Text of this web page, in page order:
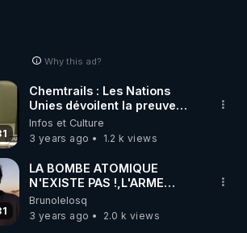
Why this ad?
Chemtrails : Les Nations
Unies dévoilent la preuve
irréfutable
Infos et Culture
3 years ago
1.2 k views
LA BOMBE ATOMIQUE
N'EXISTE PAS !,L'ARME
NUCLÉAIRE N'EXISTE PAS !...
Brunolelosq
3 years ago
2.0 k views